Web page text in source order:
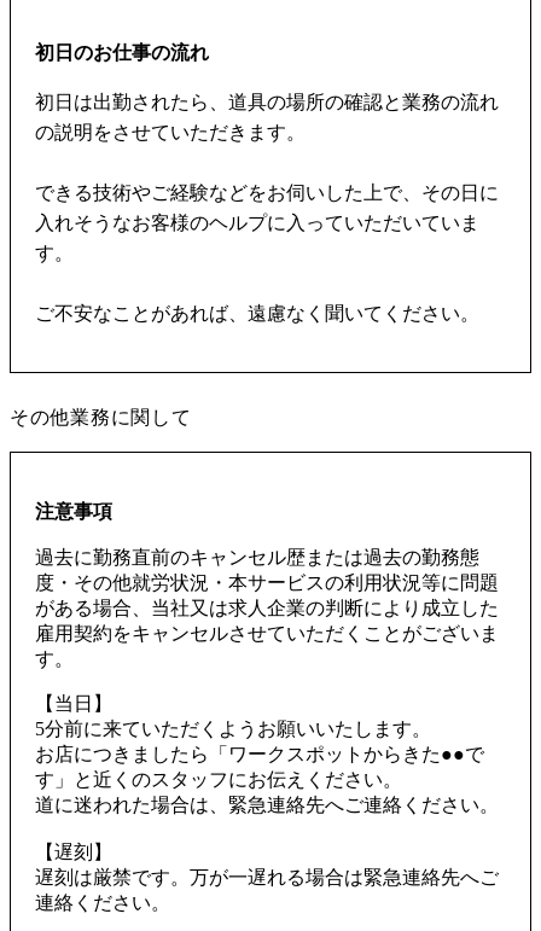
初日のお仕事の流れ
初日は出勤されたら、道具の場所の確認と業務の流れ
の説明をさせていただきます。
できる技術やご経験などをお伺いした上で、その日に
入れそうなお客様のヘルプに入っていただいていま
す。
ご不安なことがあれば、遠慮なく聞いてください。
その他業務に関して
注意事項
過去に勤務直前のキャンセル歴または過去の勤務態
度・その他就労状況・本サービスの利用状況等に問題
がある場合、当社又は求人企業の判断により成立した
雇用契約をキャンセルさせていただくことがございま
す。
【当日】
5分前に来ていただくようお願いいたします。
お店につきましたら「ワークスポットからきた●●で
す」と近くのスタッフにお伝えください。
道に迷われた場合は、緊急連絡先へご連絡ください。
【遅刻】
遅刻は厳禁です。万が一遅れる場合は緊急連絡先へご
連絡ください。